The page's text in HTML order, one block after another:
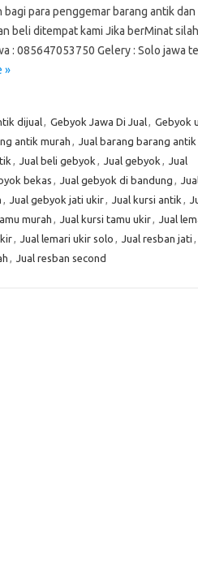
bagi para penggemar barang antik dan
beli ditempat kami Jika berMinat
: 085647053750 Gelery : Solo jawa
»
dijual, Gebyok Jawa Di Jual, Gebyok
antik murah , Jual barang barang antik
, Jual beli gebyok , Jual gebyok , Jual
bekas , Jual gebyok di bandung ,
, Jual gebyok jati ukir, Jual kursi antik ,
murah , Jual kursi tamu ukir, Jual
, Jual lemari ukir solo , Jual resban jati ,
, Jual resban second